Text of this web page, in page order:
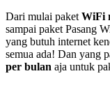
Dari mulai paketWiFi
sampai paket Pasang
yang butuh internet
semua ada! Dan yang
per bulan aja untuk